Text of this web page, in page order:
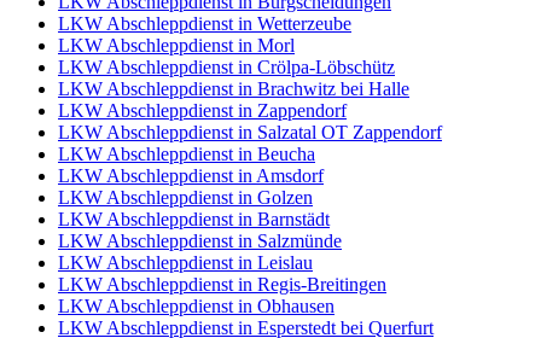
LKW Abschleppdienst in Wetterzeube
LKW Abschleppdienst in Morl
LKW Abschleppdienst in Crölpa-Löbschütz
LKW Abschleppdienst in Brachwitz bei Halle
LKW Abschleppdienst in Zappendorf
LKW Abschleppdienst in Salzatal OT Zappendorf
LKW Abschleppdienst in Beucha
LKW Abschleppdienst in Amsdorf
LKW Abschleppdienst in Golzen
LKW Abschleppdienst in Barnstädt
LKW Abschleppdienst in Salzmünde
LKW Abschleppdienst in Leislau
LKW Abschleppdienst in Regis-Breitingen
LKW Abschleppdienst in Obhausen
LKW Abschleppdienst in Esperstedt bei Querfurt